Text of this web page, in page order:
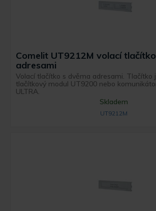
Comelit UT9212M volací
adresami
Volací tlačítko s dvěma adresami. Tlačítko
tlačítkový modul UT9200 nebo
ULTRA.
Skladem
UT9212M